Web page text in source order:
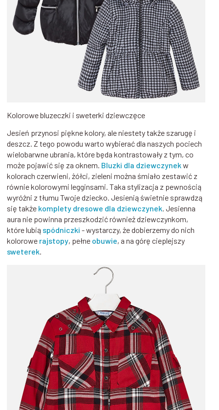
Kolorowe bluzeczki i sweterki dziewczęce
Jesień przynosi piękne kolory, ale niestety także szarugę i
deszcz. Z tego powodu warto wybierać dla naszych pociech
wielobarwne ubrania, które będa kontrastowały z tym, co
może pojawić się za oknem. Bluzki dla dziewczynek w
kolorach czerwieni, żółci, zieleni można śmiało zestawić z
równie kolorowymi legginsami. Taka stylizacja z pewnością
wyróżni z tłumu Twoje dziecko. Jesienią świetnie sprawdzą
się także komplety dresowe dla dziewczynek. Jesienna
aura nie powinna przeszkodzić również dziewczynkom,
które lubią spódniczki - wystarczy, że dobierzemy do nich
kolorowe rajstopy, pełne obuwie, a na górę cieplejszy
sweterek.